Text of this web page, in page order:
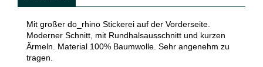
Mit großer do_rhino Stickerei auf der Vorderseite.
Moderner Schnitt, mit Rundhalsausschnitt und kurzen
Ärmeln. Material 100% Baumwolle. Sehr angenehm zu
tragen.